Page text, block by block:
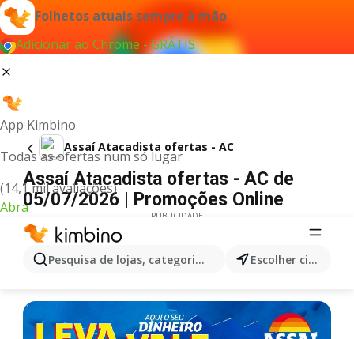
Folhetos atuais sempre à mão
Adicionar ao Chrome - GRÁTIS
App Kimbino
Todas as ofertas num só lugar
(14,1 mil avaliações)
Abra
Pesquisa de lojas, categorias,produtos... Escolher cidade
Assaí Atacadista ofertas - AC
Assaí Atacadista ofertas - AC de
05/07/2026 | Promoções Online
PUBLICIDADE